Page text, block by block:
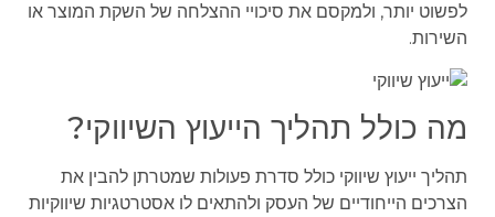
לפשוט יותר, ולמקסם את סיכויי ההצלחה של השקת המוצר או
השירות.
מה כולל תהליך הייעוץ השיווקי?
תהליך ייעוץ שיווקי כולל סדרת פעולות שמטרתן להבין את
הצרכים הייחודיים של העסק ולהתאים לו אסטרטגיות שיווקיות